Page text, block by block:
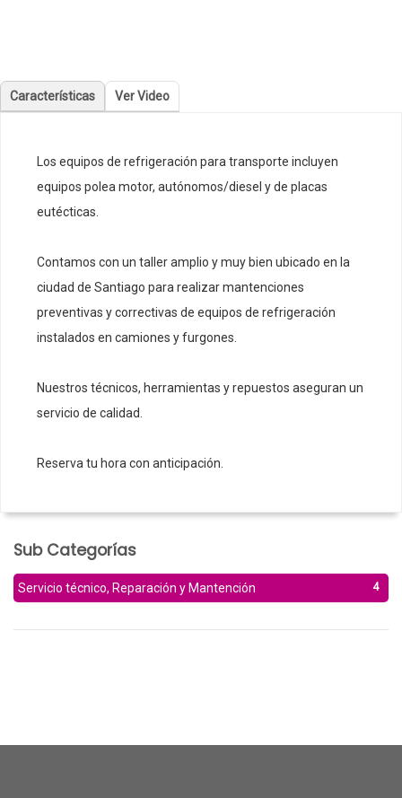
Características Ver Video
Los equipos de refrigeración para transporte incluyen
equipos polea motor, autónomos/diesel y de placas
eutécticas.
Contamos con un taller amplio y muy bien ubicado en la
ciudad de Santiago para realizar mantenciones
preventivas y correctivas de equipos de refrigeración
instalados en camiones y furgones.
Nuestros técnicos, herramientas y repuestos aseguran un
servicio de calidad.
Reserva tu hora con anticipación.
Sub Categorías
Servicio técnico, Reparación y Mantención 4